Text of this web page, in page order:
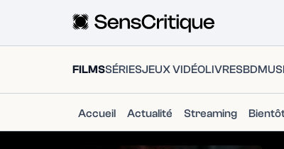
FILMSSÉRIESJEUX VIDÉOLIVRESBD
Accueil Actualité Streaming